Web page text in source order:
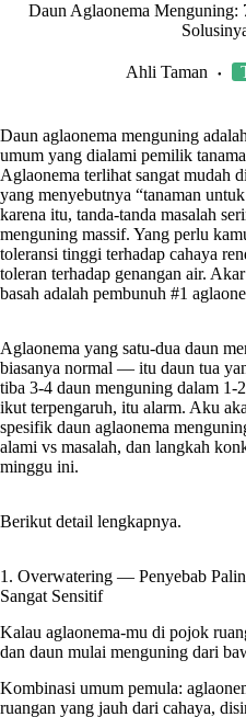
Daun Aglaonema Menguning:
Ahli Taman
Daun aglaonema menguning
umum yang dialami pemilik
Aglaonema terlihat sangat mudah
yang menyebutnya “tanaman
karena itu, tanda-tanda masalah
menguning massif. Yang perlu
toleransi tinggi terhadap cahaya
toleran terhadap genangan air.
basah adalah pembunuh #1
Aglaonema yang satu-dua daun
biasanya normal — itu daun tua
tiba 3-4 daun menguning dalam 1-
ikut terpengaruh, itu alarm. Aku
spesifik daun aglaonema
alami vs masalah, dan langkah
minggu ini.
Berikut detail lengkapnya.
1. Overwatering — Penyebab
Sangat Sensitif
Kalau aglaonema-mu di pojok
dan daun mulai menguning dari
Kombinasi umum pemula:
ruangan yang jauh dari cahaya,